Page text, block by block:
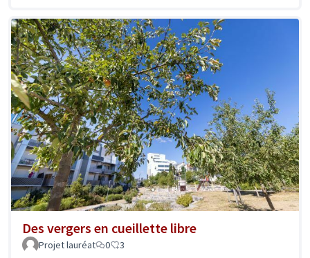
Des vergers en cueillette libre
Projet lauréat 0 3